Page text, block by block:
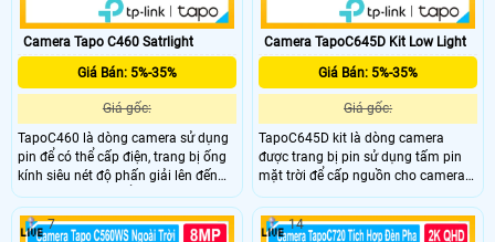
Camera Tapo C460 Satrlight
Giá Bán: 5%-35%
Giá gốc:
TapoC460 là dòng camera sử dụng
pin để có thể cấp điện, trang bị ống
kính siêu nét độ phấn giải lên đến
10.000 mAh có thể hoạt động trong
thời gian dài, có thể zoom lên đến
18X, có trang bị khe cắm thẻ nhớ
Camera TapoC645D Kit Low Light
Giá Bán: 5%-35%
Giá gốc:
TapoC645D kit là dòng camera
được trang bị pin sử dụng tấm pin
mặt trời để cấp nguồn cho camera
và trong camera được trang bị pin
với dung lượng lên đến 10.000 mAh,
trang bị 2 ống kính, nhìn có màu
7 14